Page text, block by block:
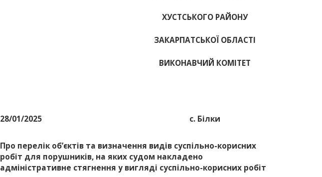
ХУСТСЬКОГО РАЙОНУ
ЗАКАРПАТСЬКОЇ ОБЛАСТІ
ВИКОНАВЧИЙ КОМІТЕТ
28/01/2025 с. Білки
Про перелік об’єктів та визначення видів суспільно-корисних
робіт для порушників, на яких судом накладено
адміністративне стягнення у вигляді суспільно-корисних робіт